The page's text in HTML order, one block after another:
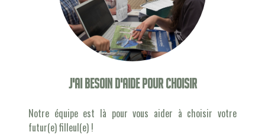
J'ai besoin d'aide pour choisir
Notre équipe est là pour vous aider à choisir votre
futur(e) filleul(e) !